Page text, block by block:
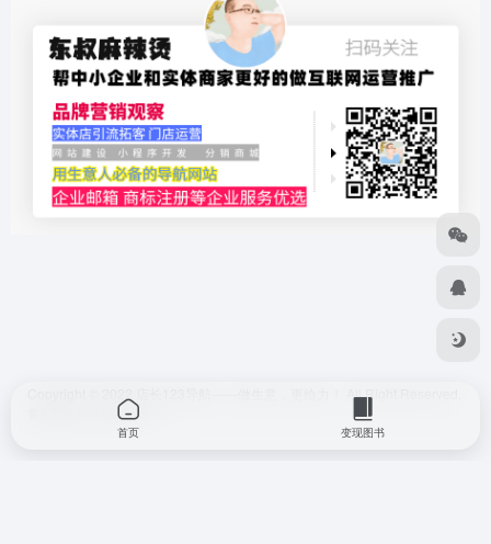
All Right Reserved.
鲁ICP备11016875号-1
首页 变现图书